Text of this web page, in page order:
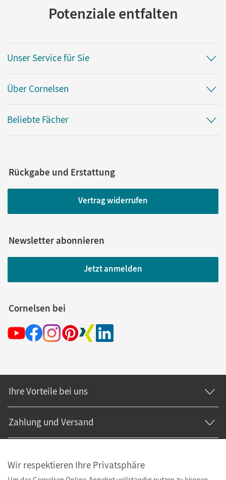
Potenziale entfalten
Unser Service für Sie
Über Cornelsen
Beliebte Fächer
Rückgabe und Erstattung
Vertrag widerrufen
Newsletter abonnieren
Jetzt anmelden
Cornelsen bei
Ihre Vorteile bei uns
Zahlung und Versand
Wir respektieren Ihre Privatsphäre